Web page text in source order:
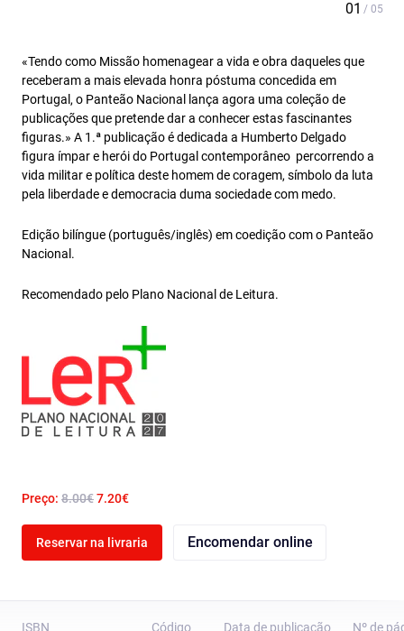
«Tendo como Missão homenagear a vida e obra daqueles que
receberam a mais elevada honra póstuma concedida em
Portugal, o Panteão Nacional lança agora uma coleção de
publicações que pretende dar a conhecer estas fascinantes
figuras.» A 1.ª publicação é dedicada a Humberto Delgado 
figura ímpar e herói do Portugal contemporâneo  percorrendo a
vida militar e política deste homem de coragem, símbolo da luta
pela liberdade e democracia duma sociedade com medo.
Edição bilíngue (português/inglês) em coedição com o Panteão
Nacional.
Recomendado pelo Plano Nacional de Leitura.
Preço: 8.00€7.20€
Reservar na livraria Encomendar online
ISBN
Código
Data de publicação
Nº de